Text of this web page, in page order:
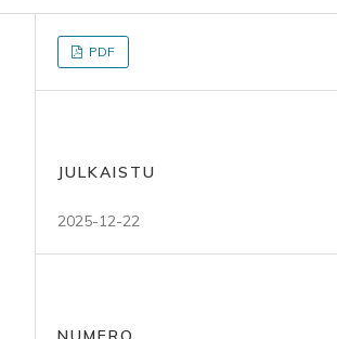
PDF
JULKAISTU
2025-12-22